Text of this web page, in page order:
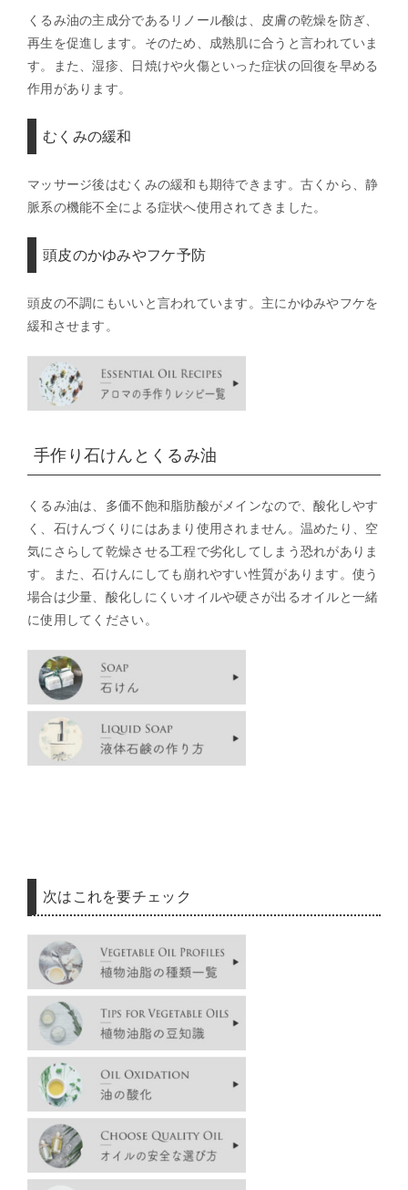
くるみ油の主成分であるリノール酸は、皮膚の乾燥を防ぎ、
再生を促進します。そのため、成熟肌に合うと言われていま
す。また、湿疹、日焼けや火傷といった症状の回復を早める
作用があります。
むくみの緩和
マッサージ後はむくみの緩和も期待できます。古くから、静
脈系の機能不全による症状へ使用されてきました。
頭皮のかゆみやフケ予防
頭皮の不調にもいいと言われています。主にかゆみやフケを
緩和させます。
手作り石けんとくるみ油
くるみ油は、多価不飽和脂肪酸がメインなので、酸化しやす
く、石けんづくりにはあまり使用されません。温めたり、空
気にさらして乾燥させる工程で劣化してしまう恐れがありま
す。また、石けんにしても崩れやすい性質があります。使う
場合は少量、酸化しにくいオイルや硬さが出るオイルと一緒
に使用してください。
次はこれを要チェック